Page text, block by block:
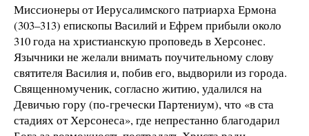
Миссионеры от Иерусалимского патриарха Ермона
(303–313) епископы Василий и Ефрем прибыли около
310 года на христианскую проповедь в Херсонес.
Язычники не желали внимать поучительному слову
святителя Василия и, побив его, выдворили из города.
Священномученик, согласно житию, удалился на
Девичью гору (по-гречески Партениум), что «в ста
стадиях от Херсонеса», где непрестанно благодарил